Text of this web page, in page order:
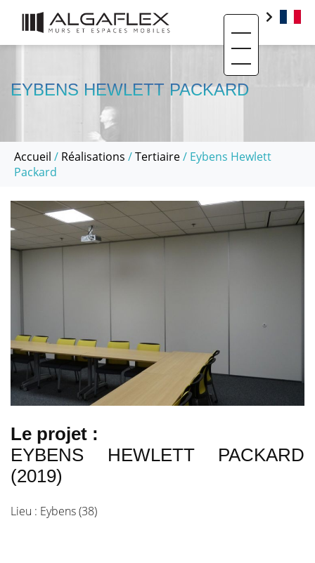
BASE DOCUMENTAIRE
RÉALISATIONS
Toggle
EYBENS HEWLETT PACKARD
Accueil / Réalisations /Tertiaire/ Eybens Hewlett
Packard
Le projet :
EYBENS HEWLETT PACKARD
(2019)
Lieu : Eybens (38)